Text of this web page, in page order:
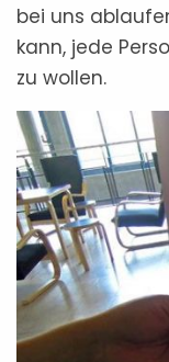
bei uns
kann, jede
zu wollen.